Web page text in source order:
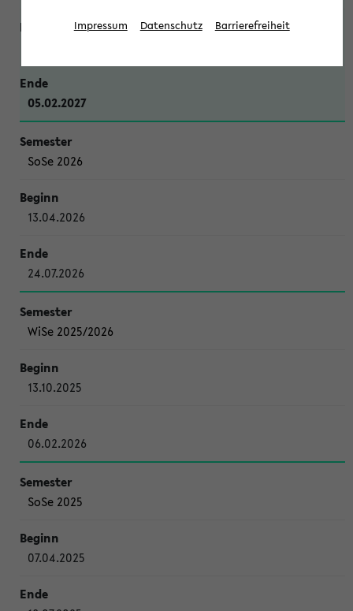
05.02.2027
SoSe 2026
13.04.2026
24.07.2026
WiSe 2025/2026
13.10.2025
06.02.2026
SoSe 2025
07.04.2025
Impressum Datenschutz Barrierefreiheit